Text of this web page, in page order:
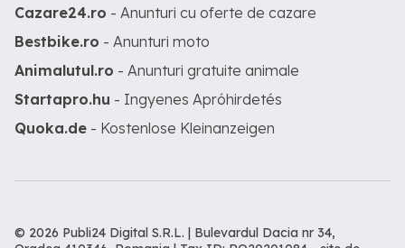
Cazare24.ro - Anunturi cu oferte de cazare
Bestbike.ro - Anunturi moto
Animalutul.ro - Anunturi gratuite animale
Startapro.hu - Ingyenes Apróhirdetés
Quoka.de - Kostenlose Kleinanzeigen
© 2026 Publi24 Digital S.R.L. | Bulevardul Dacia nr 34,